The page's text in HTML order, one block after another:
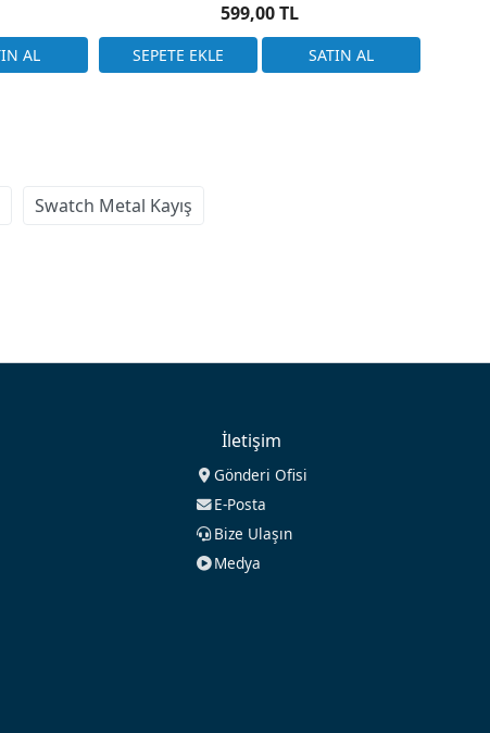
599,00 TL
Swatch Metal Kayış
İletişim
Gönderi Ofisi
E-Posta
Bize Ulaşın
Medya